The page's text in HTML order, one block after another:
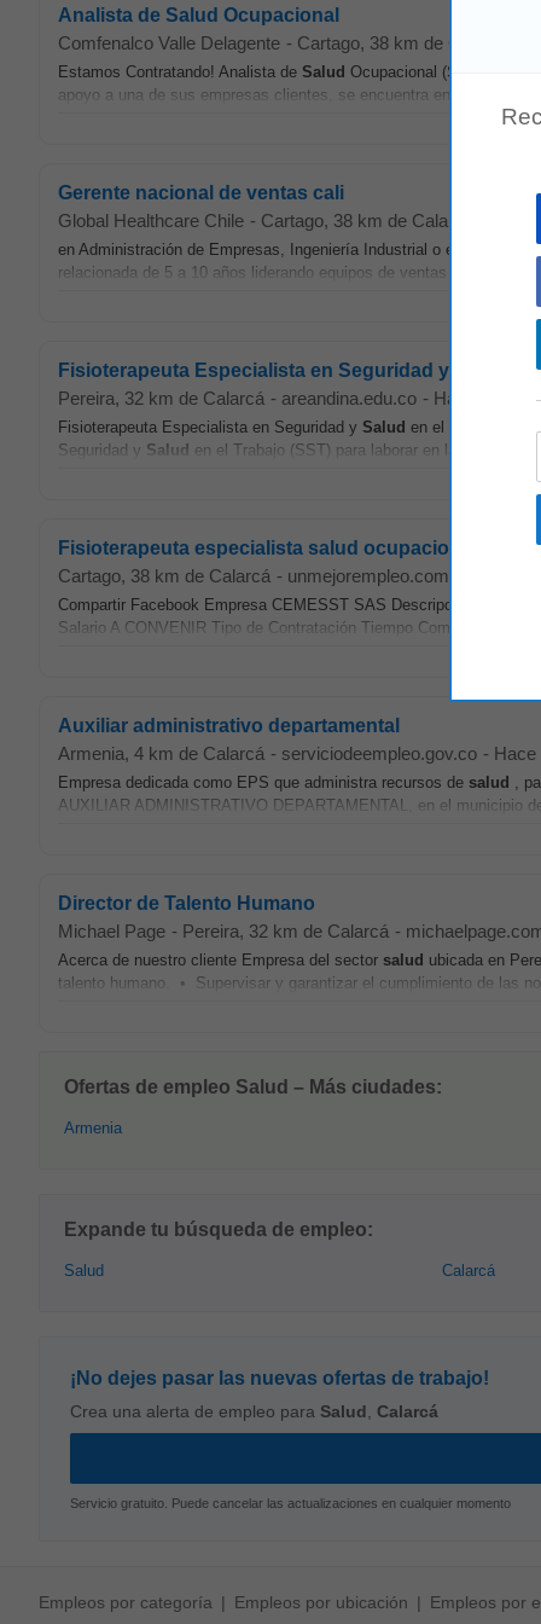
Analista de Salud Ocupacional
Comfenalco Valle Delagente - Cartago, 38 km de Calarcá
Estamos Contratando! Analista de Salud Ocupacional (SST) -
apoyo a una de sus empresas clientes, se encuentra en la
Gerente nacional de ventas cali
Global Healthcare Chile - Cartago, 38 km de Calarcá
en Administración de Empresas, Ingeniería Industrial o en áreas de
relacionada de 5 a 10 años liderando equipos de ventas en
Fisioterapeuta Especialista en Seguridad y Salud
Pereira, 32 km de Calarcá - areandina.edu.co - Hace 4 días
Fisioterapeuta Especialista en Seguridad y Salud en el Trabajo –
Seguridad y Salud en el Trabajo (SST) para laborar en la ciudad de
Fisioterapeuta especialista salud ocupacional
Cartago, 38 km de Calarcá - unmejorempleo.com.co
Compartir Facebook Empresa CEMESST SAS Descripción de la
Salario A CONVENIR Tipo de Contratación Tiempo Completo
Auxiliar administrativo departamental
Armenia, 4 km de Calarcá - serviciodeempleo.gov.co - Hace
Empresa dedicada como EPS que administra recursos de salud ,
AUXILIAR ADMINISTRATIVO DEPARTAMENTAL, en el municipio
Director de Talento Humano
Michael Page - Pereira, 32 km de Calarcá -
Acerca de nuestro cliente Empresa del sector salud ubicada en
talento humano. • Supervisar y garantizar el cumplimiento de las
Ofertas de empleo Salud – Más ciudades:
Armenia
Expande tu búsqueda de empleo:
Salud Calarcá
¡No dejes pasar las nuevas ofertas de trabajo!
Crea una alerta de empleo para Salud Calarcá
Servicio gratuito. Puede cancelar las actualizaciones en cualquier momento
Empleos por categoría Empleos por ubicación Empleos por